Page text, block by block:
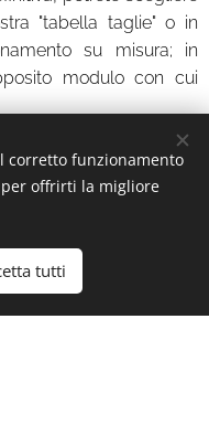
"tabella taglie" o in
su misura; in
modulo con cui
di contatto: nome,
corretto funzionamento
offrirti la migliore
tutti